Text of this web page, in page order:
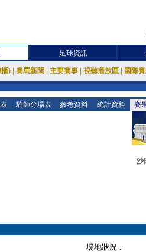
足球資訊
) 賽馬新聞 主要賽事 視聽播放區 國際
騎師分場表 參考資料 統計資料 賽
沙
場地狀況 :